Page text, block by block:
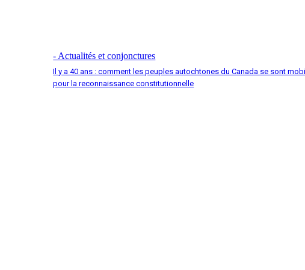
- Actualités et conjonctures
Il y a 40 ans : comment les peuples autochtones du Canada se sont
pour la reconnaissance constitutionnelle